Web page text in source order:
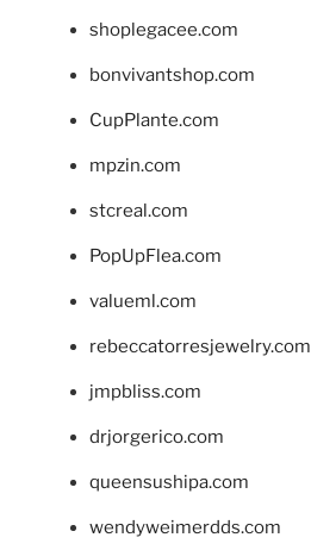
shoplegacee.com
bonvivantshop.com
CupPlante.com
mpzin.com
stcreal.com
PopUpFlea.com
valueml.com
rebeccatorresjewelry.com
jmpbliss.com
drjorgerico.com
queensushipa.com
wendyweimerdds.com